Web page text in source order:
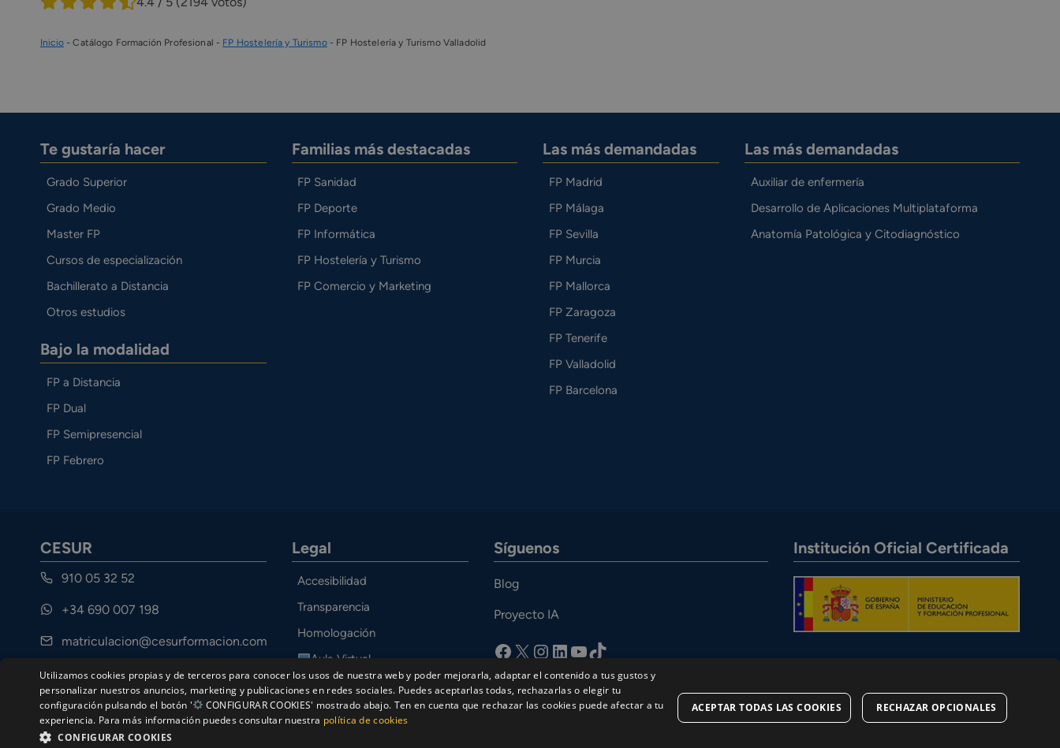
Inicio-Catálogo Formación Profesional - FP Hostelería y Turismo- FP Hostelería y Turismo Valladolid
Te gustaría hacer
Grado Superior
Grado Medio
Master FP
Cursos de especialización
Bachillerato a Distancia
Otros estudios
Bajo la modalidad
FP a Distancia
FP Dual
FP Semipresencial
FP Febrero
Familias más destacadas
FP Sanidad
FP Deporte
FP Informática
FP Hostelería y Turismo
FP Comercio y Marketing
Las más demandadas
FP Madrid
FP Málaga
FP Sevilla
FP Murcia
FP Mallorca
FP Zaragoza
FP Tenerife
FP Valladolid
FP Barcelona
Las más demandadas
Auxiliar de enfermería
Desarrollo de Aplicaciones Multiplataforma
Anatomía Patológica y Citodiagnóstico
CESUR
910 05 32 52
+34 690 007 198
matriculacion@cesurformacion.com
Calle Cuarteles 11, 29002 Málaga
Legal
Accesibilidad
Transparencia
Homologación
Aula Virtual
Canal Ético
Síguenos
Blog
Proyecto IA
facebook
X Instagram
LinkedIn
YouTube
TikTok
Institución Oficial Certificada
Utilizamos cookies propias y de terceros para conocer los usos de nuestra web y poder mejorarla, adaptar el contenido a tus gustos y
personalizar nuestros anuncios, marketing y publicaciones en redes sociales. Puedes aceptarlas todas, rechazarlas o elegir tu
configuración pulsando el botón '
CONFIGURAR COOKIES' mostrado abajo. Ten en cuenta que rechazar las cookies puede afectar a tu
experiencia. Para más información puedes consultar nuestra política de cookies
CONFIGURAR COOKIES
ACEPTAR TODAS LAS COOKIES RECHAZAR OPCIONALES